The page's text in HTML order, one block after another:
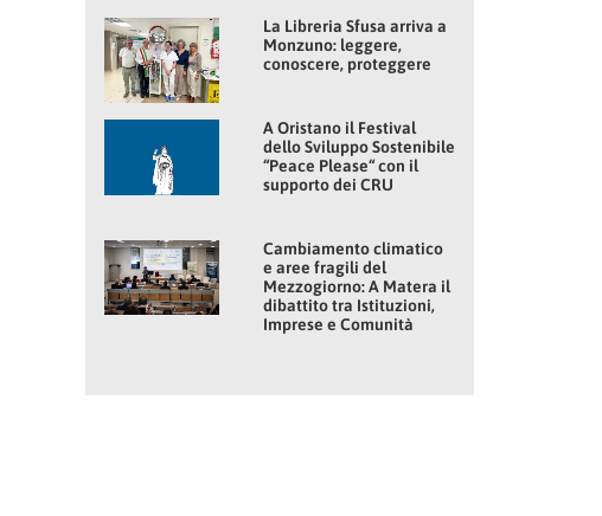
La Libreria Sfusa arriva a
Monzuno: leggere,
conoscere, proteggere
A Oristano il Festival
dello Sviluppo Sostenibile
“Peace Please“ con il
supporto dei CRU
Cambiamento climatico
e aree fragili del
Mezzogiorno: A Matera il
dibattito tra Istituzioni,
Imprese e Comunità